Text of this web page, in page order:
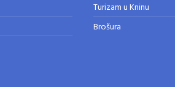
Turizam u Kninu
Brošura